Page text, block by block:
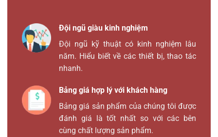
Đội ngũ giàu kinh nghiệm
Đội ngũ kỹ thuật có kinh nghiệm lâu
năm. Hiểu biết về các thiết bị, thao tác
nhanh.
Bảng giá hợp lý với khách hàng
Bảng giá sản phẩm của chúng tôi được
đánh giá là tốt nhất so với các bên
cùng chất lượng sản phẩm.